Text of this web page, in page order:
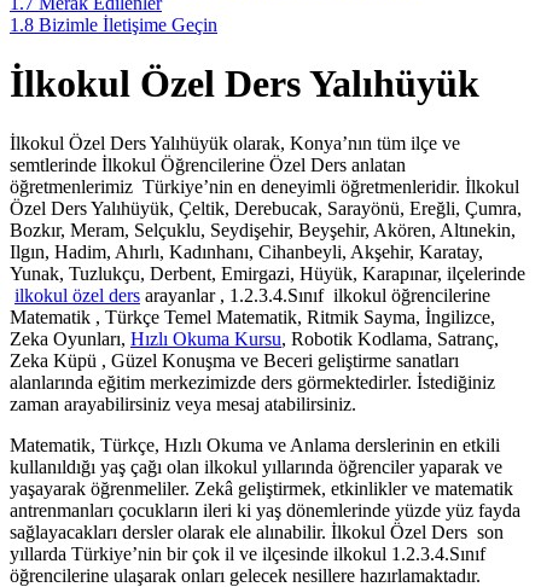
1.8 Bizimle İletişime Geçin
İlkokul Özel Ders Yalıhüyük
İlkokul Özel Ders Yalıhüyük olarak, Konya’nın tüm ilçe ve
semtlerinde İlkokul Öğrencilerine Özel Ders anlatan
öğretmenlerimiz Türkiye’nin en deneyimli öğretmenleridir. İlkokul
Özel Ders Yalıhüyük, Çeltik, Derebucak, Sarayönü, Ereğli, Çumra,
Bozkır, Meram, Selçuklu, Seydişehir, Beyşehir, Akören, Altınekin,
Ilgın, Hadim, Ahırlı, Kadınhanı, Cihanbeyli, Akşehir, Karatay,
Yunak, Tuzlukçu, Derbent, Emirgazi, Hüyük, Karapınar, ilçelerinde
ilkokul özel ders arayanlar , 1.2.3.4.Sınıf ilkokul öğrencilerine
Matematik , Türkçe Temel Matematik, Ritmik Sayma, İngilizce,
Zeka Oyunları, Hızlı Okuma Kursu, Robotik Kodlama, Satranç,
Zeka Küpü , Güzel Konuşma ve Beceri geliştirme sanatları
alanlarında eğitim merkezimizde ders görmektedirler. İstediğiniz
zaman arayabilirsiniz veya mesaj atabilirsiniz.
Matematik, Türkçe, Hızlı Okuma ve Anlama derslerinin en etkili
kullanıldığı yaş çağı olan ilkokul yıllarında öğrenciler yaparak ve
yaşayarak öğrenmeliler. Zekâ geliştirmek, etkinlikler ve matematik
antrenmanları çocukların ileri ki yaş dönemlerinde yüzde yüz fayda
sağlayacakları dersler olarak ele alınabilir. İlkokul Özel Ders son
yıllarda Türkiye’nin bir çok il ve ilçesinde ilkokul 1.2.3.4.Sınıf
öğrencilerine ulaşarak onları gelecek nesillere hazırlamaktadır.